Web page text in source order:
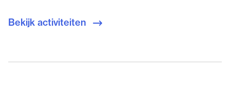
Bekijk activiteiten